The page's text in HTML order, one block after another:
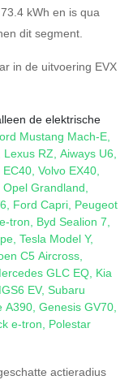
kWh en is qua
dit segment.
in de uitvoering EVX
de elektrische
Mustang Mach-E,
Lexus RZ, Aiways U6,
EC40, Volvo EX40,
Opel Grandland,
, Ford Capri, Peugeot
tron, Byd Sealion 7,
, Tesla Model Y,
C5 Aircross,
GLC EQ, Kia
EV, Subaru
A390, Genesis GV70,
e-tron, Polestar
actieradius